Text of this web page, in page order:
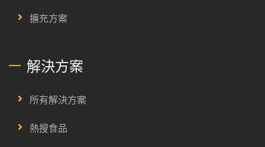
擴充方案
解決方案
所有解決方案
熱搜食品